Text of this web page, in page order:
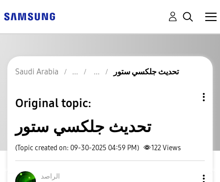
Saudi Arabia تحديث جلكسي ستور
Original topic:
تحديث جلكسي ستور
(Topic created on: 09-30-2025 04:59 PM) 122Views
الراصد